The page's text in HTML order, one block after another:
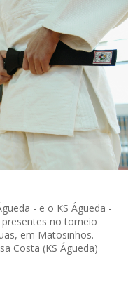
- e o KS Águeda -
no torneio
em Matosinhos.
Costa (KS Águeda)